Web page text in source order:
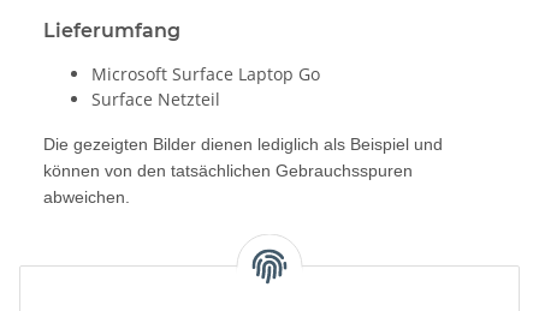
Lieferumfang
Microsoft Surface Laptop Go
Surface Netzteil
Die gezeigten Bilder dienen lediglich als Beispiel und
können von den tatsächlichen Gebrauchsspuren
abweichen.